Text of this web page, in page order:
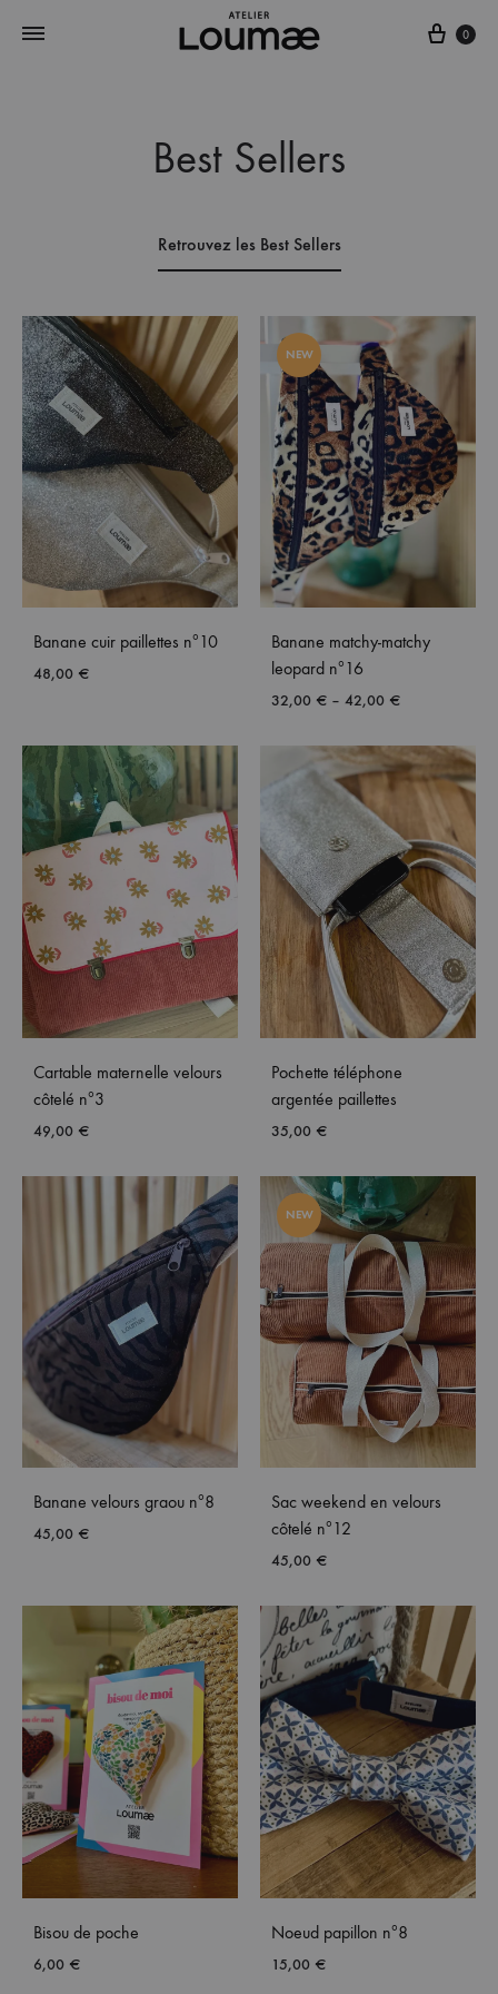
0
Best Sellers
Retrouvez les Best Sellers
Banane cuir paillettes nº10
48,00 €
NEW
Banane matchy-matchy
leopard nº16
32,00 € – 42,00 €
Cartable maternelle velours
côtelé nº3
49,00 €
Pochette téléphone
argentée paillettes
35,00 €
Banane velours graou nº8
45,00 €
NEW
Sac weekend en velours
côtelé nº12
45,00 €
Bisou de poche
6,00 €
Noeud papillon nº8
15,00 €